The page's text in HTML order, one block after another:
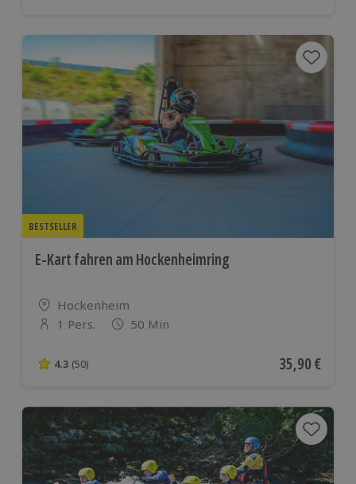
BESTSELLER
E-Kart fahren am Hockenheimring
Standort
Hockenheim
Anzahl der Teilnehmer
1 Pers. 50 Min
4.3 von 5 Sternen basierend auf 50 Bewertungen
4.3 (50) Aktueller
35,90 €